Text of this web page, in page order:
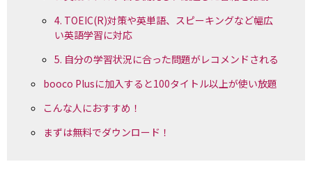
4. TOEIC(R)対策や英単語、スピーキングなど幅広
い英語学習に対応
5. 自分の学習状況に合った問題がレコメンドされる
booco Plusに加入すると100タイトル以上が使い放題
こんな人におすすめ！
まずは無料でダウンロード！